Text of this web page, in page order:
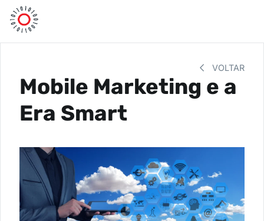
VOLTAR
Mobile Marketing e a
Era Smart